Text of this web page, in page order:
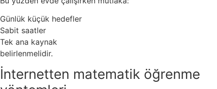
Günlük küçük hedefler
Sabit saatler
Tek ana kaynak
belirlenmelidir.
İnternetten matematik öğrenme